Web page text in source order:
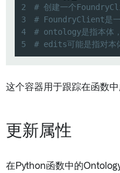
2
# 创建一个
3
# FoundryClient是一
4
# ontology是指本体
5
# edits可能是指对本
这个容器用于跟踪在函数中
更新属性
在Python函数中的